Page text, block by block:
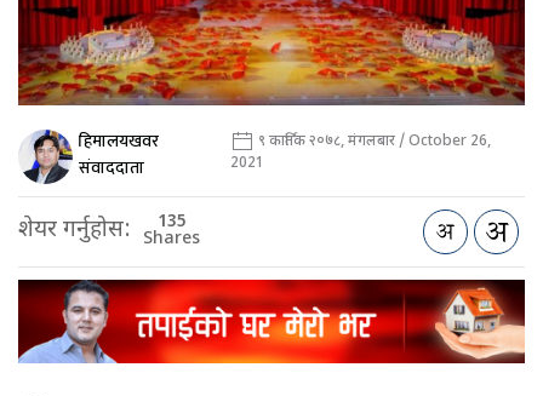
हिमालयखवर
संवाददाता
९ कार्तिक २०७८, मंगलबार / October 26,
2021
शेयर गर्नुहोस: 135
Shares